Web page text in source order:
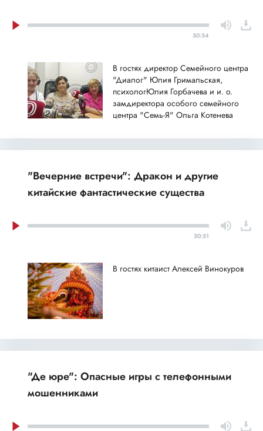
50:54
В гостях директор Семейного центра
"Диалог" Юлия Гримальская,
психологЮлия Горбачева и и. о.
замдиректора особого семейного
центра "Семь-Я" Ольга Котенева
"Вечерние встречи": Дракон и другие
китайские фантастические существа
50:51
В гостях китаист Алексей Винокуров
"Де юре": Опасные игры с телефонными
мошенниками